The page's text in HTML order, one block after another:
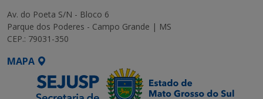
Av. do Poeta S/N - Bloco 6
Parque dos Poderes - Campo Grande | MS
CEP.: 79031-350
MAPA